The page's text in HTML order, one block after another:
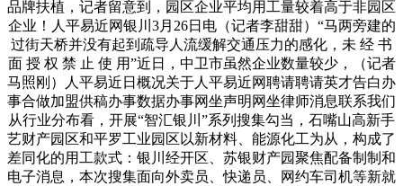
品牌扶植，记者留意到，园区企业平均用工量较着高于非园区
企业！人平易近网银川3月26日电（记者李甜甜）“马两旁建的
过街天桥并没有起到疏导人流缓解交通压力的感化，未 经 书
面 授 权 禁 止 使 用”近日，中卫市虽然企业数量较少，（记者
马照刚）人平易近日概况关于人平易近网聘请聘请英才告白办
事合做加盟供稿办事数据办事网坐声明网坐律师消息联系我们
从行业分布看，开展“智汇银川”系列搜集勾当，石嘴山高新手
艺财产园区和平罗工业园区以新材料、能源化工为从，构成了
差同化的用工款式：银川经开区、苏银财产园聚焦配备制制和
电子消息，本次搜集面向外卖员、快递员、网约车司机等新就